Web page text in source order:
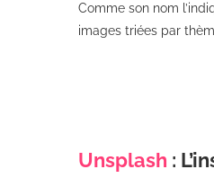
Comme son nom
images triées par
Unsplash :